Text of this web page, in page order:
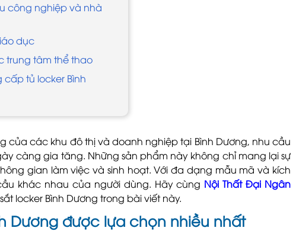
công nghiệp và nhà
dục
trung tâm thể thao
cấp tủ locker Bình
của các khu đô thị và doanh nghiệp tại Bình Dương, nhu cầu
càng gia tăng. Những sản phẩm này không chỉ mang lại sự
gian làm việc và sinh hoạt. Với đa dạng mẫu mã và kích
khác nhau của người dùng. Hãy cùng Nội Thất Đại Ngân
locker Bình Dương trong bài viết này.
Dương được lựa chọn nhiều nhất